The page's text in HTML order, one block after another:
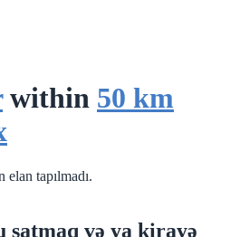
within 50 km
tapılmadı.
satmaq və ya kirayə